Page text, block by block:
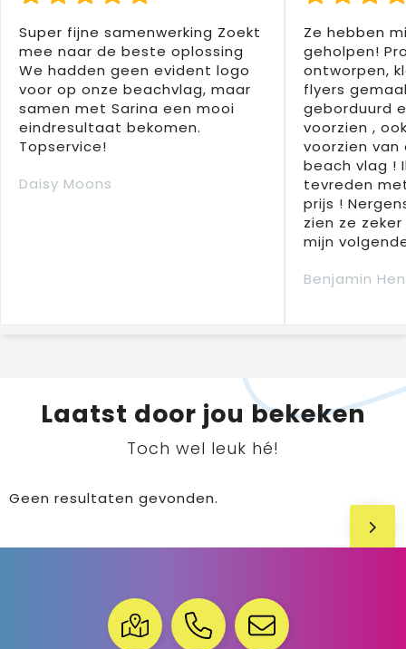
Super fijne samenwerking Zoekt
mee naar de beste oplossing
We hadden geen evident logo
voor op onze beachvlag, maar
samen met Sarina een mooi
eindresultaat bekomen.
Topservice!
Daisy Moons
Ze hebben
geholpen!
ontworpen,
flyers
geborduurd
voorzien ,
voorzien
beach vlag !
tevreden
prijs !
zien ze
mijn
Benjamin
Laatst door jou bekeken
Toch wel leuk hé!
Geen resultaten gevonden.